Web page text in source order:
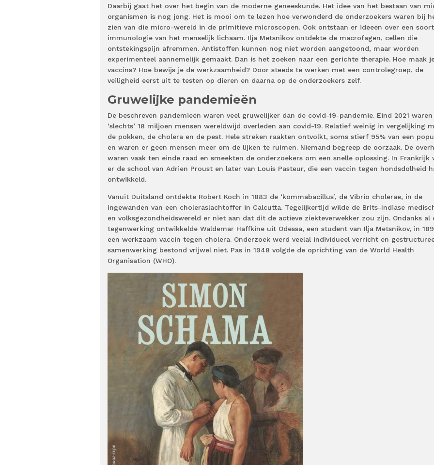
Daarbij gaat het over het begin van de moderne geneeskunde. Het idee van het bestaan van
organismen is nog jong. Het is mooi om te lezen hoe verwonderd de onderzoekers waren bij
zien van die micro-wereld in de primitieve microscopen. Ook ontstaan er ideeën over een soort
immunologie van het menselijk lichaam. Ilja Metsnikov ontdekte de macrofagen, cellen die
ontstekingspijn afremmen. Antistoffen kunnen nog niet worden aangetoond, maar worden
experimenteel aannemelijk gemaakt. Dan is het zoeken naar een gerichte therapie. Hoe maak
vaccins? Hoe bewijs je de werkzaamheid? Door steeds te werken met een controlegroep, de
veiligheid eerst uit te testen op dieren en daarna op de onderzoekers zelf.
Gruwelijke pandemieën
De beschreven pandemieën waren veel gruwelijker dan de covid-19-pandemie. Eind 2021
‘slechts’ 18 miljoen mensen wereldwijd overleden aan covid-19. Relatief weinig in vergelijking
de pokken, de cholera en de pest. Hele streken raakten ontvolkt, soms stierf 95% van een
en waren er geen mensen meer om de lijken te ruimen. Niemand begreep de oorzaak. De
waren vaak ten einde raad en smeekten de onderzoekers om een snelle oplossing. In Frankrijk
er de school van Adrien Proust en later van Louis Pasteur, die een vaccin tegen hondsdolheid
ontwikkeld.
Vanuit Duitsland ontdekte Robert Koch in 1883 de ‘kommabacillus’, de Vibrio cholerae, in de
ingewanden van een choleraslachtoffer in Calcutta. Tegelijkertijd wilde de Brits-Indiase
en volksgezondheidswereld er niet aan dat dit de actieve ziekteverwekker zou zijn. Ondanks al
tegenwerking ontwikkelde Waldemar Haffkine uit Odessa, een student van Ilja Metsnikov, in
een werkzaam vaccin tegen cholera. Onderzoek werd veelal individueel verricht en
samenwerking bestond vrijwel niet. Pas in 1948 volgde de oprichting van de World Health
Organisation (WHO).